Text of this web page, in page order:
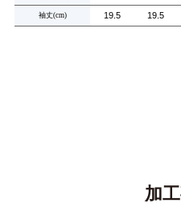
袖丈(cm) 19.5 19.5
加